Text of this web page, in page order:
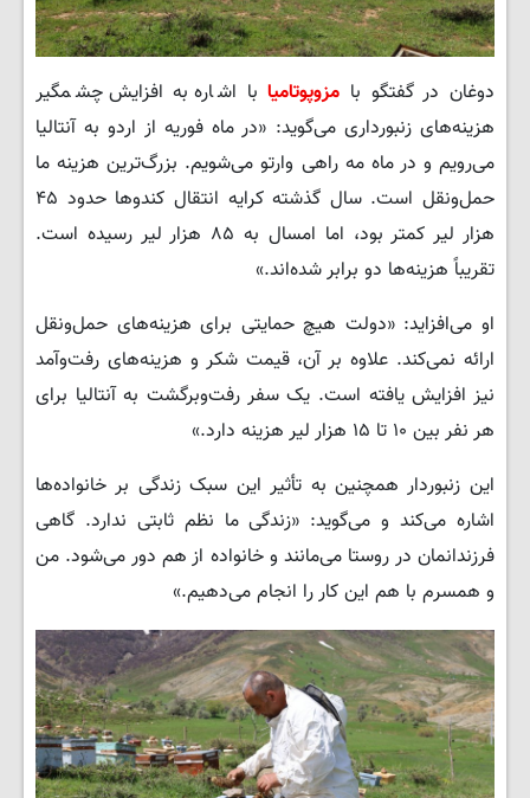
دوغان در گفتگو با مزوپوتامیا با اشاره به افزایش چشمگیر
هزینه‌های زنبورداری می‌گوید: «در ماه فوریه از اردو به آنتالیا
می‌رویم و در ماه مه راهی وارتو می‌شویم. بزرگ‌ترین هزینه ما
حمل‌ونقل است. سال گذشته کرایه انتقال کندوها حدود ۴۵
هزار لیر کمتر بود، اما امسال به ۸۵ هزار لیر رسیده است.
تقریباً هزینه‌ها دو برابر شده‌اند.»
او می‌افزاید: «دولت هیچ حمایتی برای هزینه‌های حمل‌ونقل
ارائه نمی‌کند. علاوه بر آن، قیمت شکر و هزینه‌های رفت‌وآمد
نیز افزایش یافته است. یک سفر رفت‌وبرگشت به آنتالیا برای
هر نفر بین ۱۰ تا ۱۵ هزار لیر هزینه دارد.»
این زنبوردار همچنین به تأثیر این سبک زندگی بر خانواده‌ها
اشاره می‌کند و می‌گوید: «زندگی ما نظم ثابتی ندارد. گاهی
فرزندانمان در روستا می‌مانند و خانواده از هم دور می‌شود. من
و همسرم با هم این کار را انجام می‌دهیم.»